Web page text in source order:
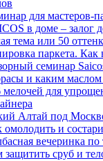
для мастеров-
в доме – залог
тема или 50
паркета. Как
семинар
и каким маслом
мелочей для
Алтай под
омолодить и
вечеринка
защитить сруб и